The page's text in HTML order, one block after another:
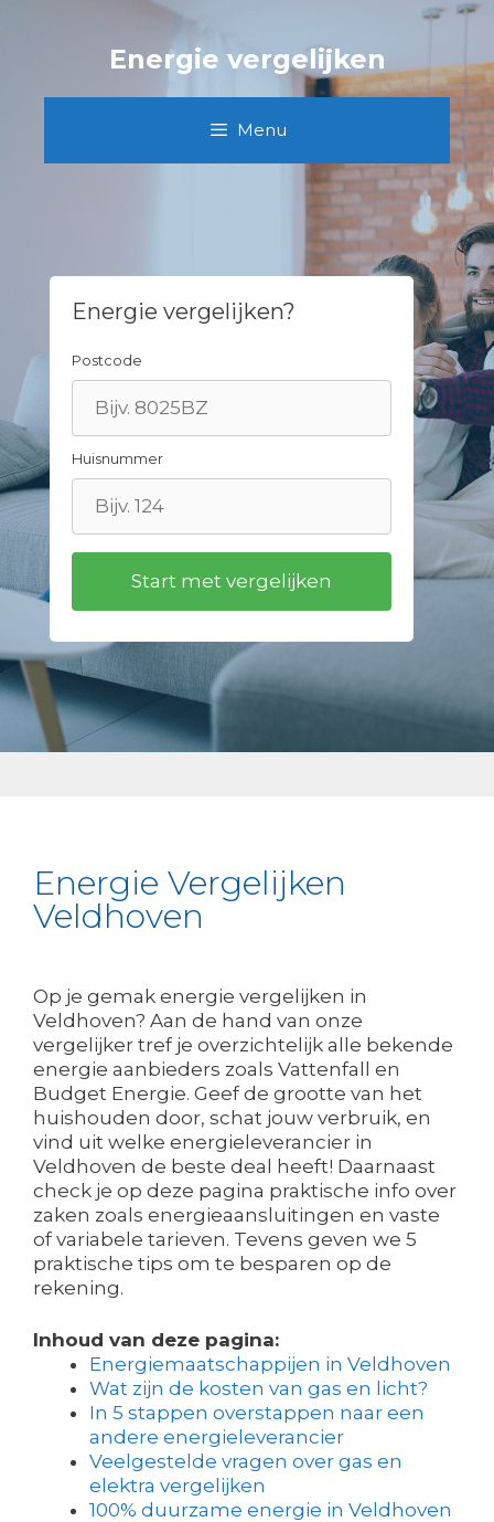
Energie vergelijken
Menu
Energie vergelijken?
Postcode
Huisnummer
Energie Vergelijken
Veldhoven
Op je gemak energie vergelijken in
Veldhoven? Aan de hand van onze
vergelijker tref je overzichtelijk alle bekende
energie aanbieders zoals Vattenfall en
Budget Energie. Geef de grootte van het
huishouden door, schat jouw verbruik, en
vind uit welke energieleverancier in
Veldhoven de beste deal heeft! Daarnaast
check je op deze pagina praktische info over
zaken zoals energieaansluitingen en vaste
of variabele tarieven. Tevens geven we 5
praktische tips om te besparen op de
rekening.
Inhoud van deze pagina:
Energiemaatschappijen in Veldhoven
Wat zijn de kosten van gas en licht?
In 5 stappen overstappen naar een
andere energieleverancier
Veelgestelde vragen over gas en
elektra vergelijken
100% duurzame energie in Veldhoven